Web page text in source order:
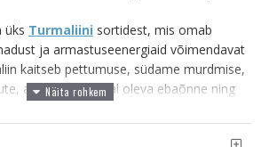
üks Turmaliini sortidest, mis omab
ja armastuseenergiaid võimendavat
kaitseb pettumuse, südame murdmise,
armastuse kohal oleva ebaõnne ning
sorti pettumust.